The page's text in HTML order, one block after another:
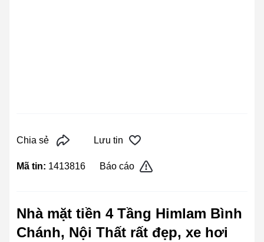
Chia sẻ Lưu tin
Mã tin: 1413816 Báo cáo
Nhà mặt tiền 4 Tầng Himlam Bình
Chánh, Nội Thất rất đẹp, xe hơi